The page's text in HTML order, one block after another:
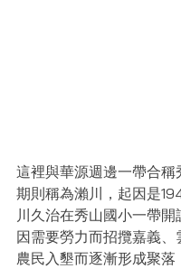
這裡與華源週邊一帶合稱
期則稱為瀨川，起因是
川久治在秀山國小一帶開
因需要勞力而招攬嘉義、
農民入墾而逐漸形成聚落